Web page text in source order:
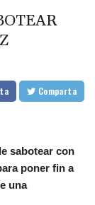
Comparta
sabotear con
poner fin a
una